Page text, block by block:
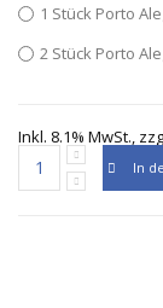
1 Stück Porto
2 Stück Porto
Inkl. 8.1% MwSt.
In